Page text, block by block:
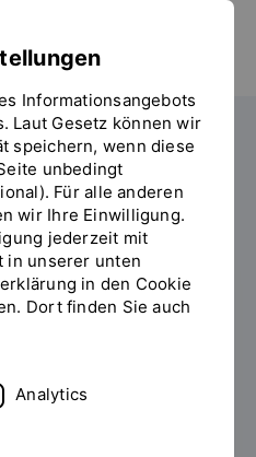
FÜR DIE
Informationsangebots
Laut Gesetz können wir
speichern, wenn diese
unbedingt
Für alle anderen
wir Ihre Einwilligung.
jederzeit mit
in unserer unten
in den Cookie
Dort finden Sie auch
Analytics